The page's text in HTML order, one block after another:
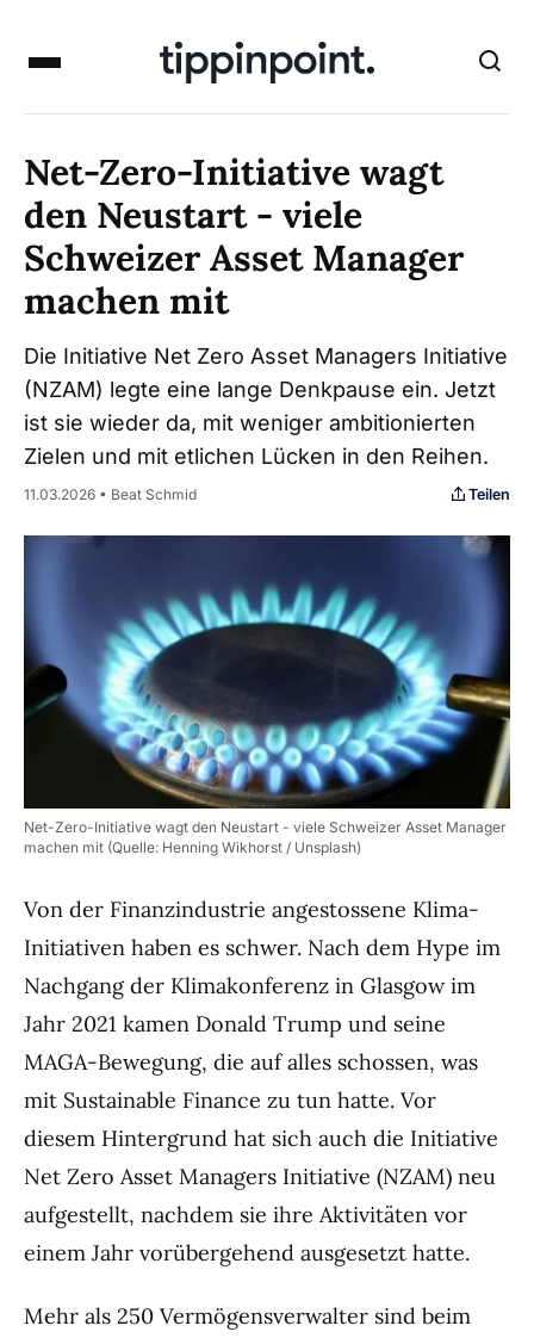
Net-Zero-Initiative wagt
den Neustart - viele
Schweizer Asset Manager
machen mit
Die Initiative Net Zero Asset Managers Initiative
(NZAM) legte eine lange Denkpause ein. Jetzt
ist sie wieder da, mit weniger ambitionierten
Zielen und mit etlichen Lücken in den Reihen.
11.03.2026 • Beat Schmid Teilen
Net-Zero-Initiative wagt den Neustart - viele Schweizer Asset Manager
machen mit (Quelle: Henning Wikhorst / Unsplash)
Von der Finanzindustrie angestossene Klima-
Initiativen haben es schwer. Nach dem Hype im
Nachgang der Klimakonferenz in Glasgow im
Jahr 2021 kamen Donald Trump und seine
MAGA-Bewegung, die auf alles schossen, was
mit Sustainable Finance zu tun hatte. Vor
diesem Hintergrund hat sich auch die Initiative
Net Zero Asset Managers Initiative (NZAM) neu
aufgestellt, nachdem sie ihre Aktivitäten vor
einem Jahr vorübergehend ausgesetzt hatte.
Mehr als 250 Vermögensverwalter sind beim